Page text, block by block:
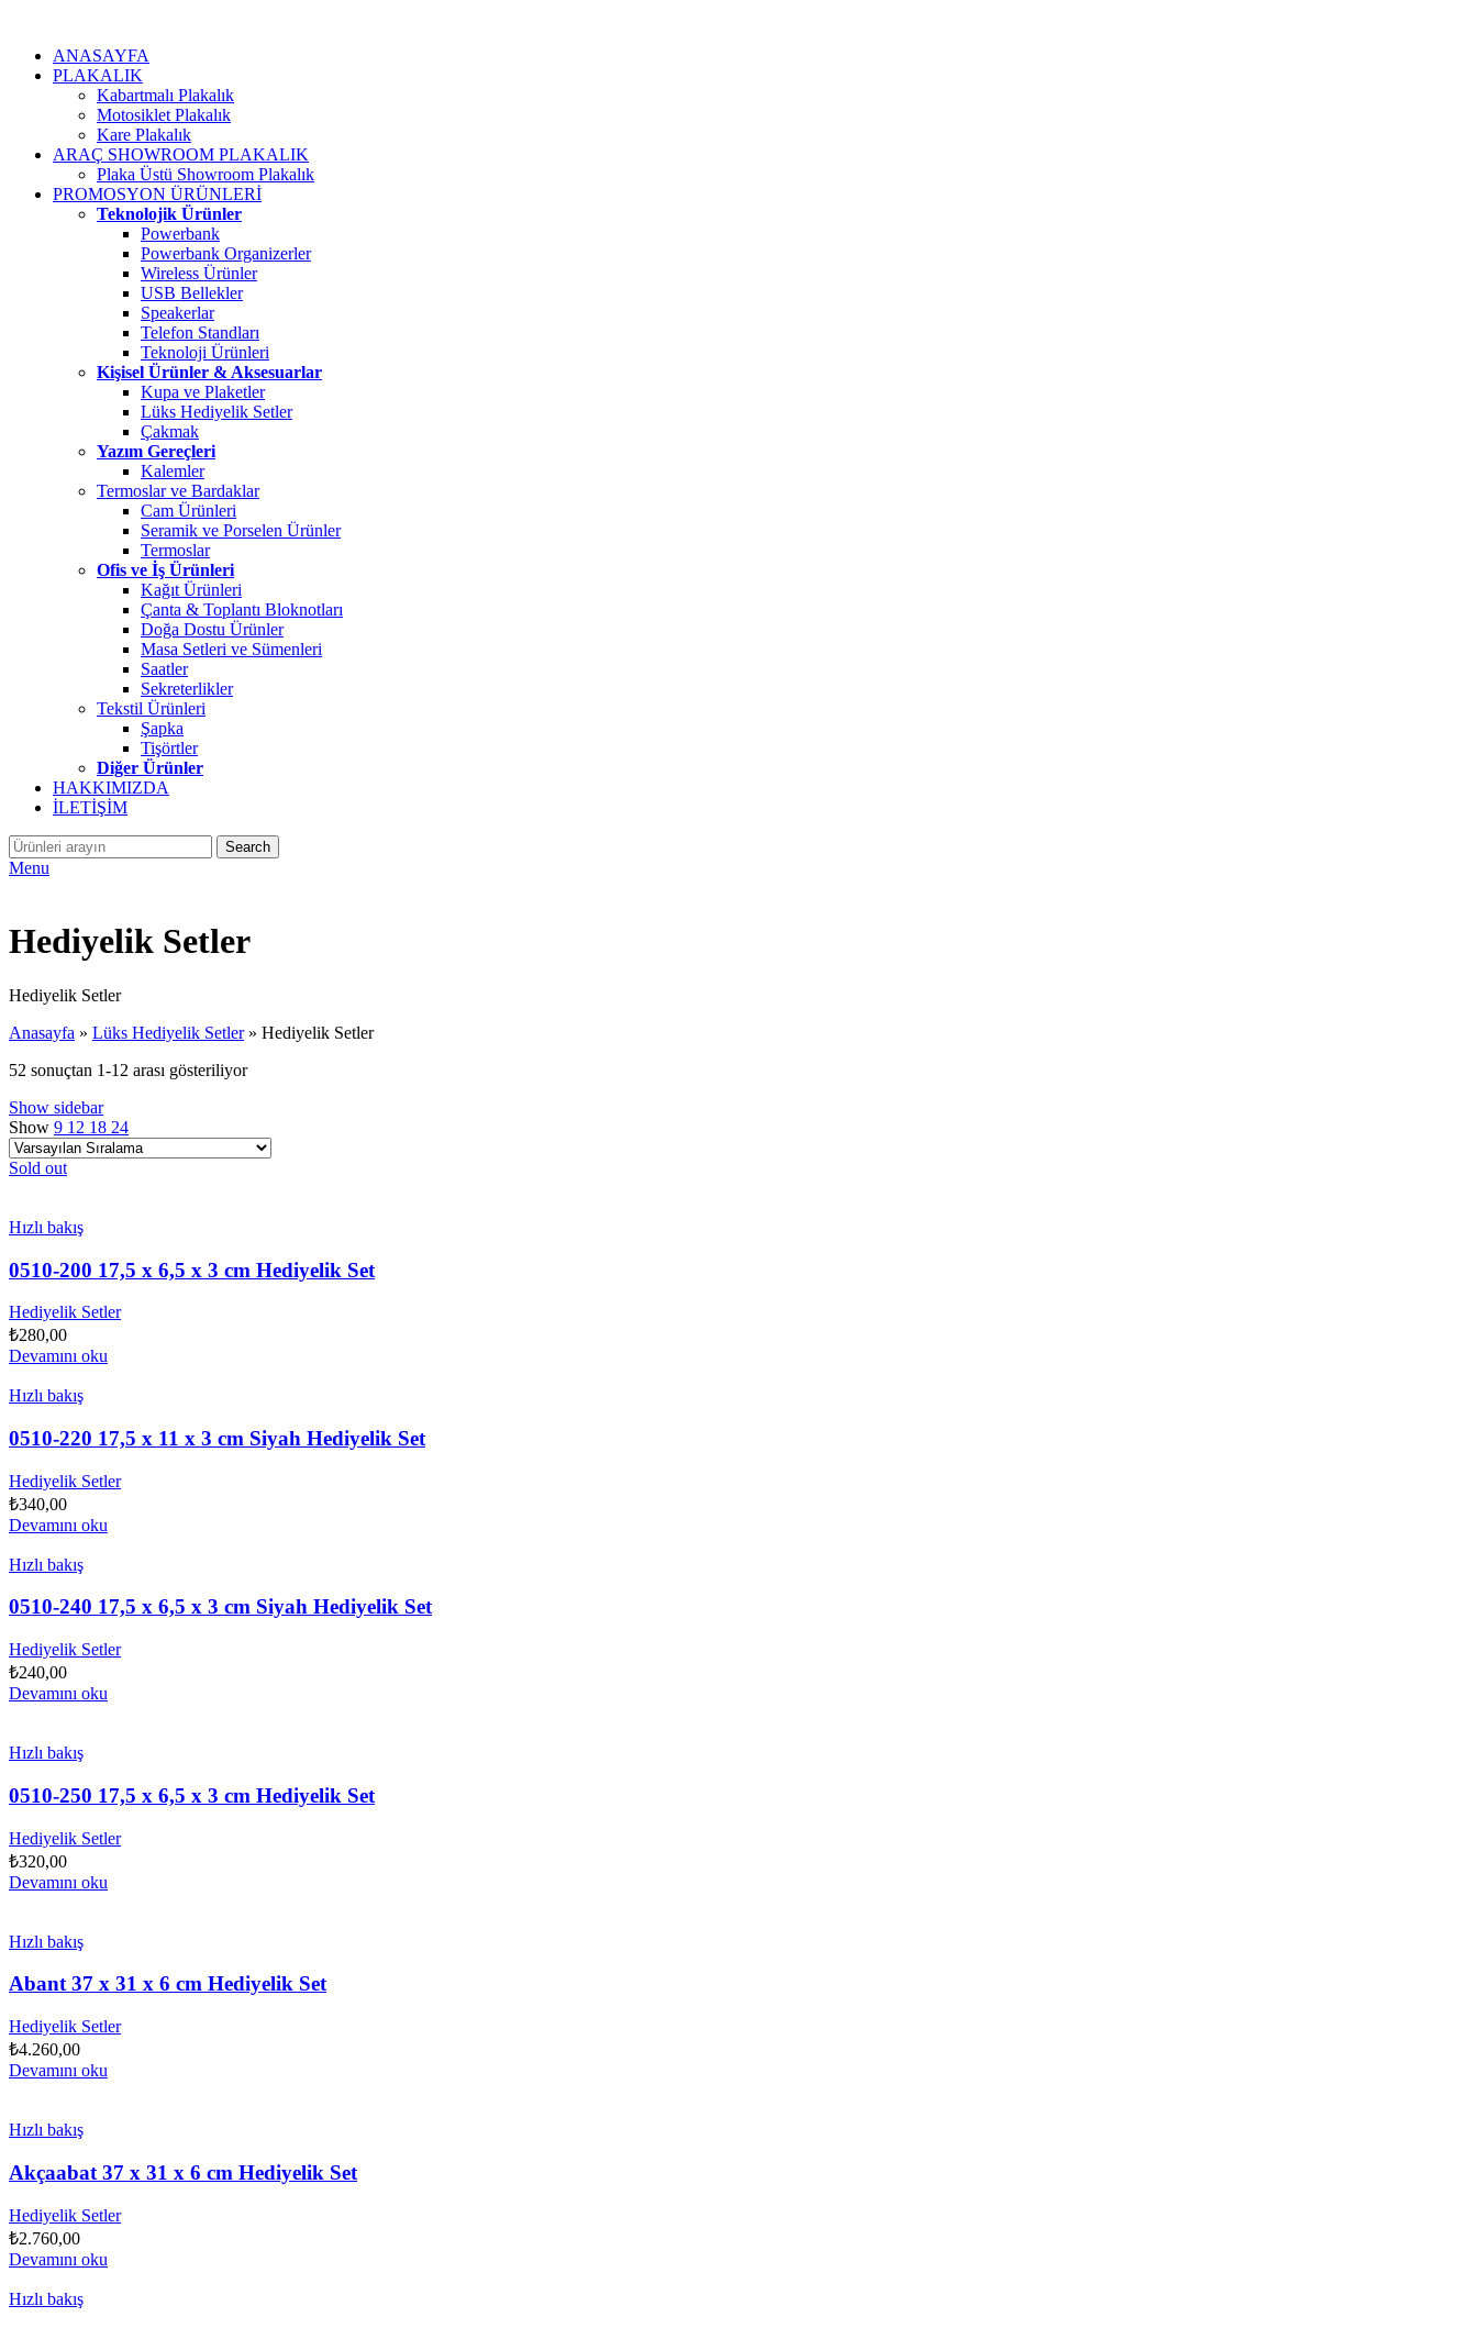
ANASAYFA
PLAKALIK
Kabartmalı Plakalık
Motosiklet Plakalık
Kare Plakalık
ARAÇ SHOWROOM PLAKALIK
Plaka Üstü Showroom Plakalık
PROMOSYON ÜRÜNLERİ
Teknolojik Ürünler
Powerbank
Powerbank Organizerler
Wireless Ürünler
USB Bellekler
Speakerlar
Telefon Standları
Teknoloji Ürünleri
Kişisel Ürünler & Aksesuarlar
Kupa ve Plaketler
Lüks Hediyelik Setler
Çakmak
Yazım Gereçleri
Kalemler
Termoslar ve Bardaklar
Cam Ürünleri
Seramik ve Porselen Ürünler
Termoslar
Ofis ve İş Ürünleri
Kağıt Ürünleri
Çanta & Toplantı Bloknotları
Doğa Dostu Ürünler
Masa Setleri ve Sümenleri
Saatler
Sekreterlikler
Tekstil Ürünleri
Şapka
Tişörtler
Diğer Ürünler
HAKKIMIZDA
İLETİŞİM
Search
Menu
Hediyelik Setler
Hediyelik Setler
Anasayfa » Lüks Hediyelik Setler» Hediyelik Setler
52 sonuçtan 1-12 arası gösteriliyor
Show sidebar
Show 9 12 18 24
Sold out
Hızlı bakış
0510-200 17,5 x 6,5 x 3 cm Hediyelik Set
Hediyelik Setler
₺280,00
Devamını oku
Hızlı bakış
0510-220 17,5 x 11 x 3 cm Siyah Hediyelik Set
Hediyelik Setler
₺340,00
Devamını oku
Hızlı bakış
0510-240 17,5 x 6,5 x 3 cm Siyah Hediyelik Set
Hediyelik Setler
₺240,00
Devamını oku
Hızlı bakış
0510-250 17,5 x 6,5 x 3 cm Hediyelik Set
Hediyelik Setler
₺320,00
Devamını oku
Hızlı bakış
Abant 37 x 31 x 6 cm Hediyelik Set
Hediyelik Setler
₺4.260,00
Devamını oku
Hızlı bakış
Akçaabat 37 x 31 x 6 cm Hediyelik Set
Hediyelik Setler
₺2.760,00
Devamını oku
Hızlı bakış